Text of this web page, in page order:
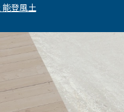
登風土